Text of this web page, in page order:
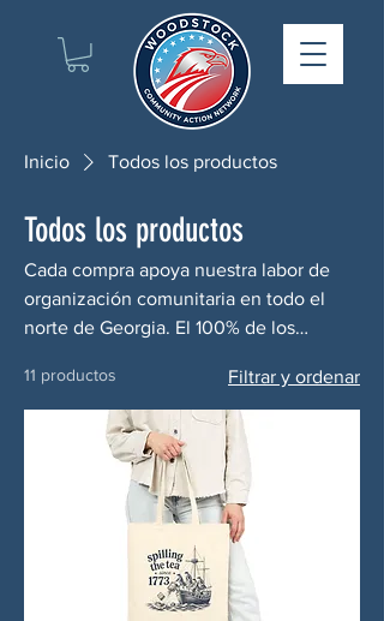
Inicio Todos los productos
Todos los productos
Cada compra apoya nuestra labor de
organización comunitaria en todo el
norte de Georgia. El 100% de los
nuestros esfuerzos.
11 productos Filtrar y ordenar